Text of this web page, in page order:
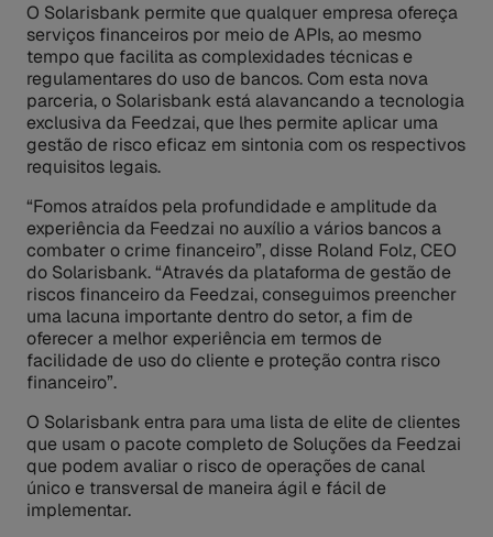
O Solarisbank permite que qualquer empresa ofereça
serviços financeiros por meio de APIs, ao mesmo
tempo que facilita as complexidades técnicas e
regulamentares do uso de bancos. Com esta nova
parceria, o Solarisbank está alavancando a tecnologia
exclusiva da Feedzai, que lhes permite aplicar uma
gestão de risco eficaz em sintonia com os respectivos
requisitos legais.
“Fomos atraídos pela profundidade e amplitude da
experiência da Feedzai no auxílio a vários bancos a
combater o crime financeiro”, disse Roland Folz, CEO
do Solarisbank. “Através da plataforma de gestão de
riscos financeiro da Feedzai, conseguimos preencher
uma lacuna importante dentro do setor, a fim de
oferecer a melhor experiência em termos de
facilidade de uso do cliente e proteção contra risco
financeiro”.
O Solarisbank entra para uma lista de elite de clientes
que usam o pacote completo de Soluções da Feedzai
que podem avaliar o risco de operações de canal
único e transversal de maneira ágil e fácil de
implementar.